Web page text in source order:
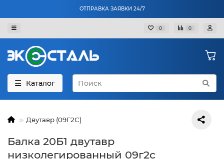
ОТПРАВКА ЗАЯВКИ 24/7
0 0
Каталог
Двутавр (09Г2С)
Балка 20Б1 двутавр
низколегированный 09г2с